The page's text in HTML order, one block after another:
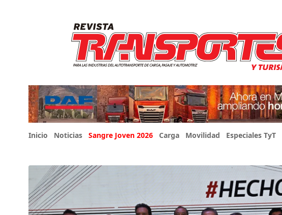
Inicio Noticias Sangre Joven 2026 Carga Movilidad Especiales TyT